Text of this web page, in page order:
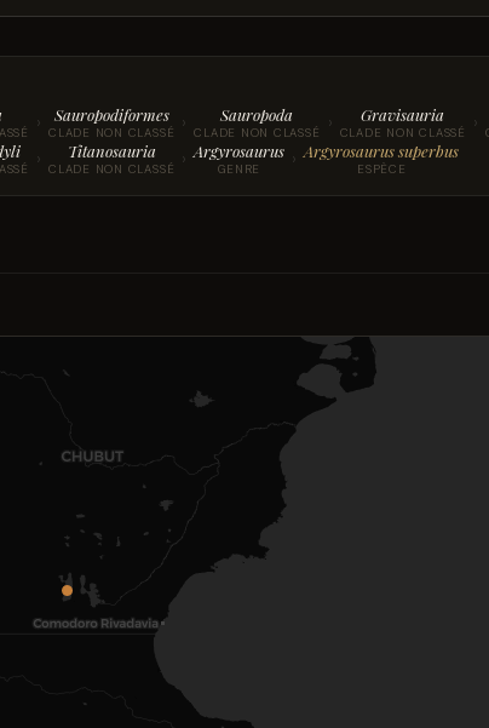
› Sauropodiformes
CLADE NON CLASSÉ › Sauropoda
CLADE NON CLASSÉ › Gravisauria
CLADE NON CLASSÉ ›
› Titanosauria
CLADE NON CLASSÉ › Argyrosaurus
GENRE › Argyrosaurus superbus
ESPÈCE